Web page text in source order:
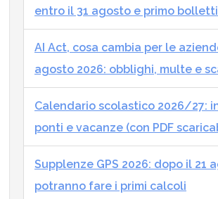
entro il 31 agosto e primo
AI Act, cosa cambia per le
agosto 2026: obblighi, multe e
Calendario scolastico 2026/27:
ponti e vacanze (con PDF
Supplenze GPS 2026: dopo il 21
potranno fare i primi calcoli